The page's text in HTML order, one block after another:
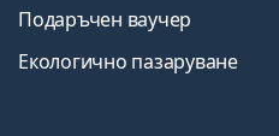
Подаръчен ваучер
Екологично пазаруване